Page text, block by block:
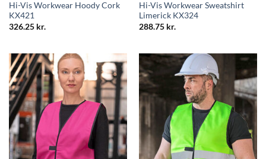
Hi-Vis Workwear Hoody Cork
KX421
326.25 kr.
Hi-Vis Workwear Sweatshirt
Limerick KX324
288.75 kr.